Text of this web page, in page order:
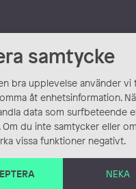
samtycke
bra upplevelse använder
åt enhetsinformation.
data som surfbeteende
du inte samtycker eller
vissa funktioner negativt.
NEKA